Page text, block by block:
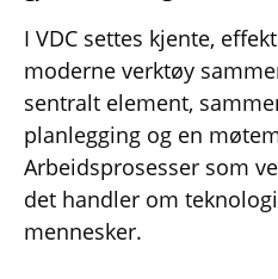
I VDC settes kjente,
moderne verktøy
sentralt element,
planlegging og en
Arbeidsprosesser som
det handler om
mennesker.